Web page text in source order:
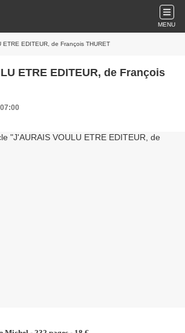
MENU
ETRE EDITEUR, de François THURET
ETRE EDITEUR, de François